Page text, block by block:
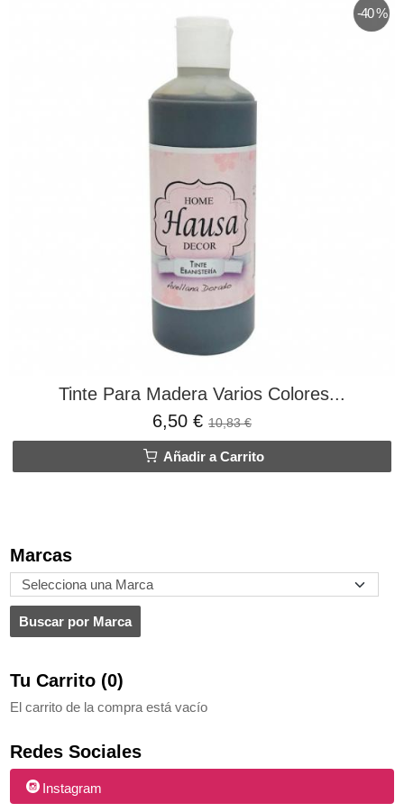
Marcas
Tu Carrito (0)
El carrito de la compra está vacío
Redes Sociales
Instagram
-40 %
Tinte Para Madera Varios Colores...
6,50 € 10,83 €
Añadir a Carrito